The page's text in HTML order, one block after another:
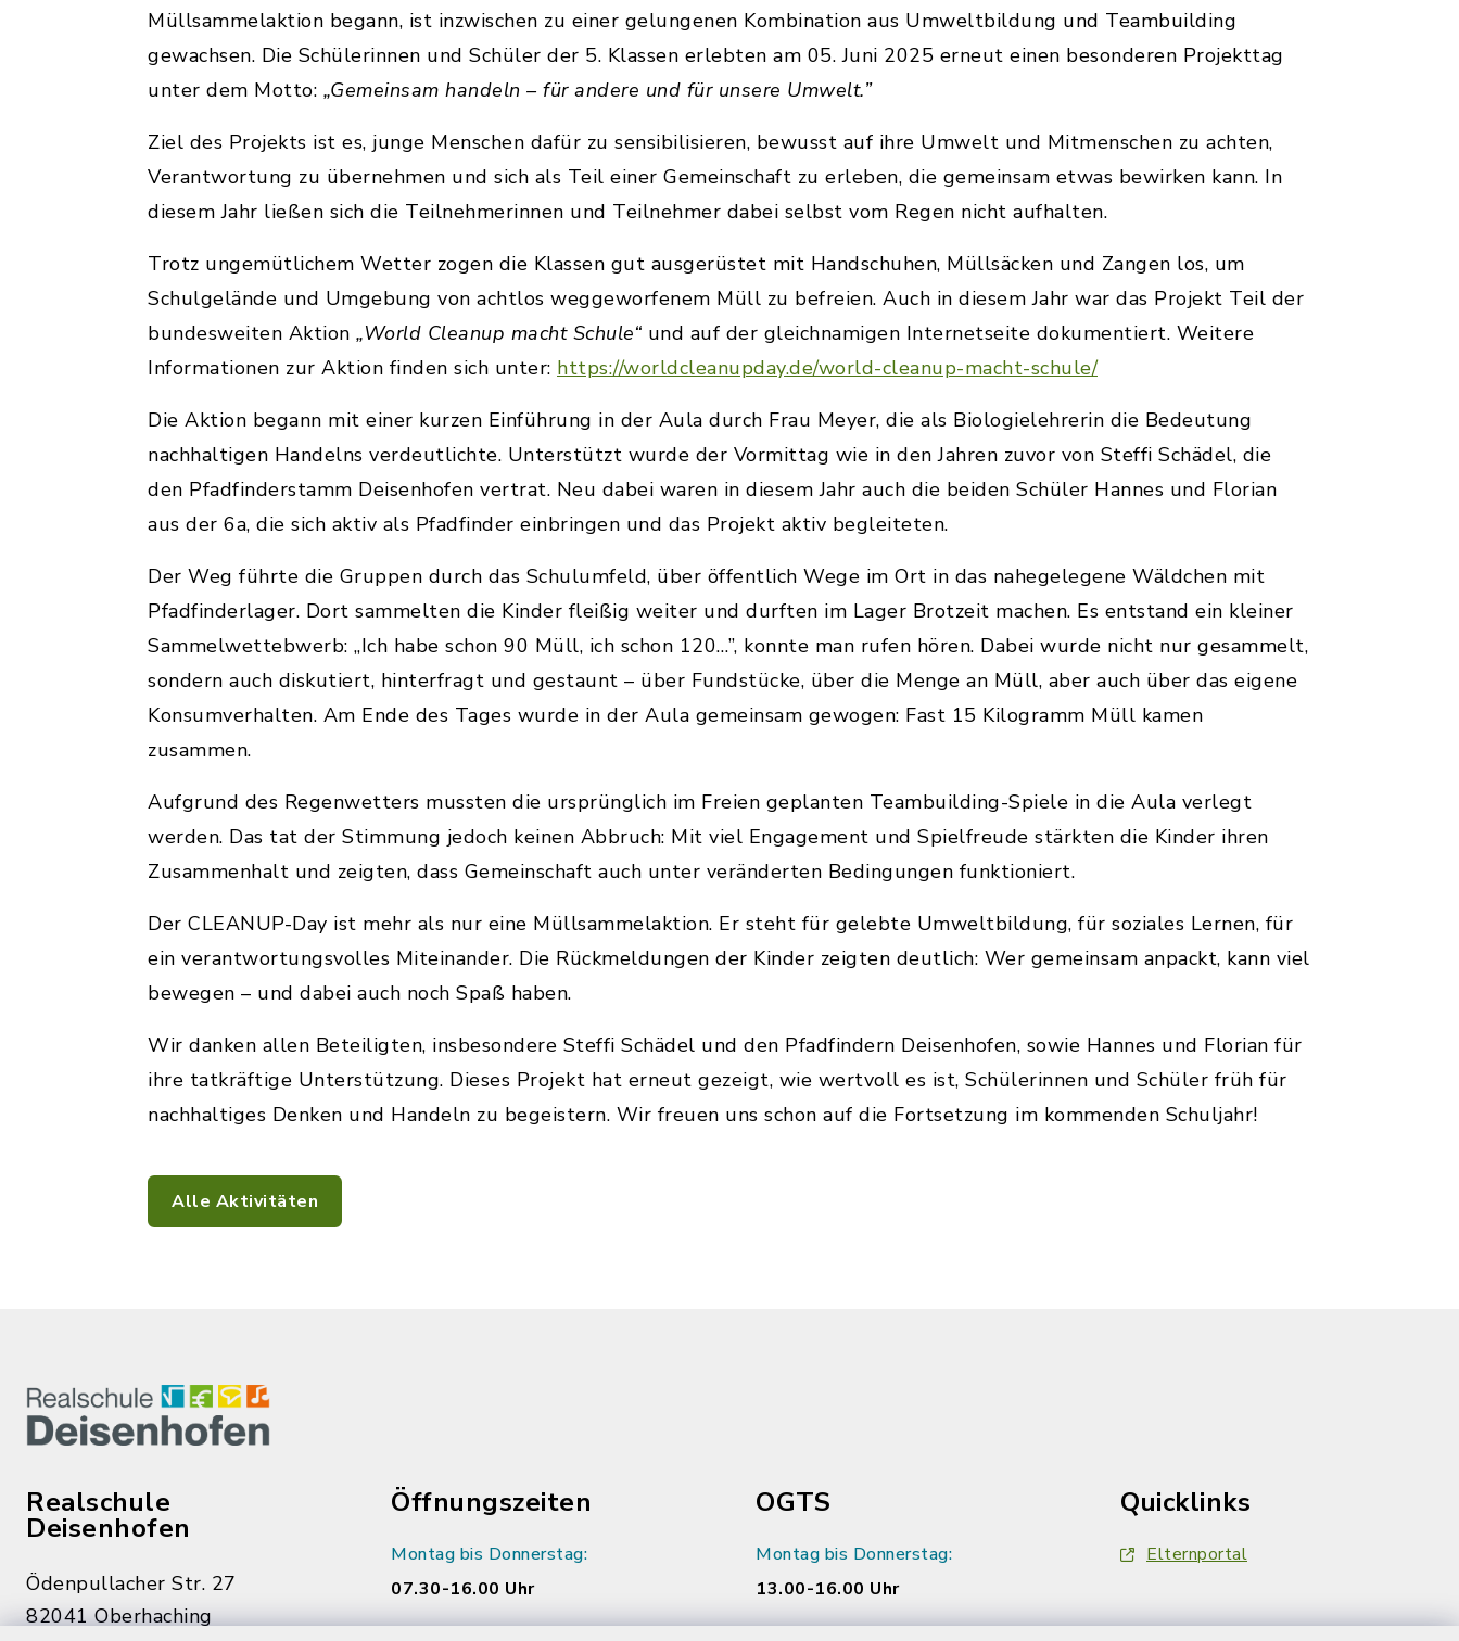
Müllsammelaktion begann, ist inzwischen zu einer gelungenen Kombination aus Umweltbildung und Teambuilding
gewachsen. Die Schülerinnen und Schüler der 5. Klassen erlebten am 05. Juni 2025 erneut einen besonderen Projekttag
unter dem Motto: „Gemeinsam handeln – für andere und für unsere Umwelt.”
Ziel des Projekts ist es, junge Menschen dafür zu sensibilisieren, bewusst auf ihre Umwelt und Mitmenschen zu achten,
Verantwortung zu übernehmen und sich als Teil einer Gemeinschaft zu erleben, die gemeinsam etwas bewirken kann. In
diesem Jahr ließen sich die Teilnehmerinnen und Teilnehmer dabei selbst vom Regen nicht aufhalten.
Trotz ungemütlichem Wetter zogen die Klassen gut ausgerüstet mit Handschuhen, Müllsäcken und Zangen los, um
Schulgelände und Umgebung von achtlos weggeworfenem Müll zu befreien. Auch in diesem Jahr war das Projekt Teil der
bundesweiten Aktion „World Cleanup macht Schule“ und auf der gleichnamigen Internetseite dokumentiert. Weitere
Informationen zur Aktion finden sich unter: https://worldcleanupday.de/world-cleanup-macht-schule/
Die Aktion begann mit einer kurzen Einführung in der Aula durch Frau Meyer, die als Biologielehrerin die Bedeutung
nachhaltigen Handelns verdeutlichte. Unterstützt wurde der Vormittag wie in den Jahren zuvor von Steffi Schädel, die
den Pfadfinderstamm Deisenhofen vertrat. Neu dabei waren in diesem Jahr auch die beiden Schüler Hannes und Florian
aus der 6a, die sich aktiv als Pfadfinder einbringen und das Projekt aktiv begleiteten.
Der Weg führte die Gruppen durch das Schulumfeld, über öffentlich Wege im Ort in das nahegelegene Wäldchen mit
Pfadfinderlager. Dort sammelten die Kinder fleißig weiter und durften im Lager Brotzeit machen. Es entstand ein kleiner
Sammelwettebwerb: „Ich habe schon 90 Müll, ich schon 120…”, konnte man rufen hören. Dabei wurde nicht nur gesammelt,
sondern auch diskutiert, hinterfragt und gestaunt – über Fundstücke, über die Menge an Müll, aber auch über das eigene
Konsumverhalten. Am Ende des Tages wurde in der Aula gemeinsam gewogen: Fast 15 Kilogramm Müll kamen
zusammen.
Aufgrund des Regenwetters mussten die ursprünglich im Freien geplanten Teambuilding-Spiele in die Aula verlegt
werden. Das tat der Stimmung jedoch keinen Abbruch: Mit viel Engagement und Spielfreude stärkten die Kinder ihren
Zusammenhalt und zeigten, dass Gemeinschaft auch unter veränderten Bedingungen funktioniert.
Der CLEANUP-Day ist mehr als nur eine Müllsammelaktion. Er steht für gelebte Umweltbildung, für soziales Lernen, für
ein verantwortungsvolles Miteinander. Die Rückmeldungen der Kinder zeigten deutlich: Wer gemeinsam anpackt, kann viel
bewegen – und dabei auch noch Spaß haben.
Wir danken allen Beteiligten, insbesondere Steffi Schädel und den Pfadfindern Deisenhofen, sowie Hannes und Florian für
ihre tatkräftige Unterstützung. Dieses Projekt hat erneut gezeigt, wie wertvoll es ist, Schülerinnen und Schüler früh für
nachhaltiges Denken und Handeln zu begeistern. Wir freuen uns schon auf die Fortsetzung im kommenden Schuljahr!
Alle Aktivitäten
Realschule
Deisenhofen
Ödenpullacher Str. 27
82041 Oberhaching
Öffnungszeiten
Montag bis Donnerstag:
07.30-16.00 Uhr
OGTS
Montag bis Donnerstag:
13.00-16.00 Uhr
Quicklinks
Elternportal